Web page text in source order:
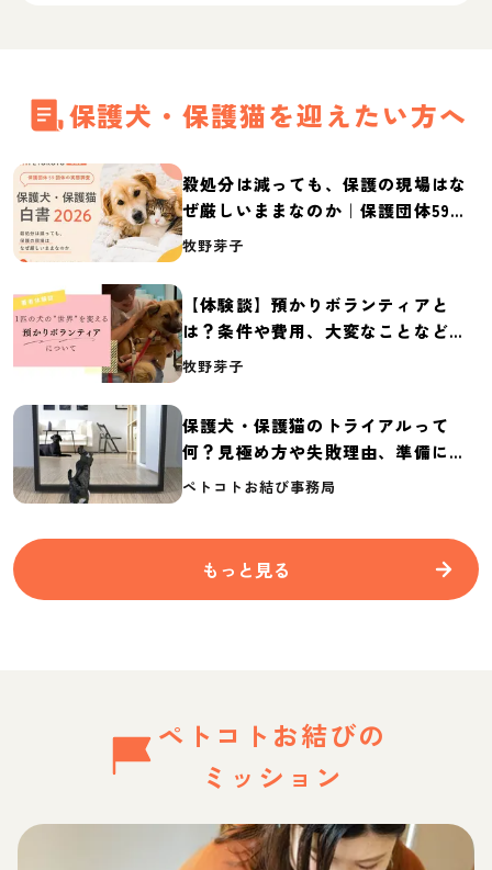
保護犬・保護猫を迎えたい方へ
殺処分は減っても、保護の現場はな
ぜ厳しいままなのか｜保護団体59団
体の実態調査【保護犬・保護猫白書
牧野芽子
【体験談】預かりボランティアと
は？条件や費用、大変なことなど紹
介
牧野芽子
保護犬・保護猫のトライアルって
何？見極め方や失敗理由、準備に必
要なものを紹介
ペトコトお結び事務局
もっと見る
ペトコトお結びの
ミッション